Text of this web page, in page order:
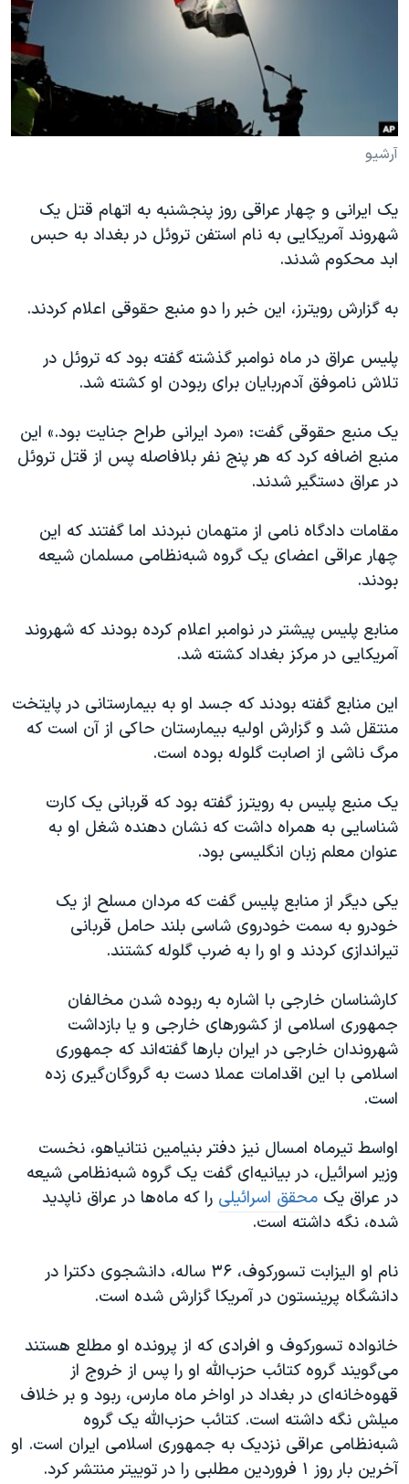
اسرائیل در جنگ
آرشیو پخش زنده
انتخابات ریاست جمهوری آمریکا ۲۰۲۴
حمله جمهوری اسلامی به اسرائیل
ورزش زنان در ایران
مجموعه مستندهای دادخواهی
تریبونال مردمی آبان ۹۸
چهل سال گروگان‌گیری
قانون شفافیت دارائی کادر رهبری ایران
اعتراضات مردمی آبان ۹۸
نرگس محمدی برنده جایزه نوبل صلح
همایش محافظه‌کاران آمریکا «سی‌پک»
سفر پرزیدنت ترامپ به چین
زبانهای مختلف
آرشیو
یک ایرانی و چهار عراقی روز پنجشنبه به اتهام قتل یک
شهروند آمریکایی به نام استفن تروئل در بغداد به حبس
ابد محکوم شدند.
به گزارش رویترز، این خبر را دو منبع حقوقی اعلام کردند.
پلیس عراق در ماه نوامبر گذشته گفته بود که تروئل در
تلاش ناموفق آدم‌ربایان برای ربودن او کشته شد.
یک منبع حقوقی گفت: «مرد ایرانی طراح جنایت بود.» این
منبع اضافه کرد که هر پنج نفر بلافاصله پس از قتل تروئل
در عراق دستگیر شدند.
مقامات دادگاه نامی از متهمان نبردند اما گفتند که این
چهار عراقی اعضای یک گروه شبه‌نظامی مسلمان شیعه
بودند.
منابع پلیس پیشتر در نوامبر اعلام کرده بودند که شهروند
آمریکایی در مرکز بغداد کشته شد.
این منابع گفته بودند که جسد او به بیمارستانی در پایتخت
منتقل شد و گزارش اولیه بیمارستان حاکی از آن است که
مرگ ناشی از اصابت گلوله بوده است.
یک منبع پلیس به رویترز گفته بود که قربانی یک کارت
شناسایی به همراه داشت که نشان دهنده شغل او به
عنوان معلم زبان انگلیسی بود.
یکی دیگر از منابع پلیس گفت که مردان مسلح از یک
خودرو به سمت خودروی شاسی بلند حامل قربانی
تیراندازی کردند و او را به ضرب گلوله کشتند.
کارشناسان خارجی با اشاره به ربوده‌ شدن مخالفان
جمهوری اسلامی از کشورهای خارجی و یا بازداشت
شهروندان خارجی در ایران بارها گفته‌اند که جمهوری
اسلامی با این اقدامات عملا دست به گروگان‌گیری زده
است.
اواسط تیرماه امسال نیز دفتر بنیامین نتانیاهو، نخست
وزیر اسرائيل، در بیانیه‌ای گفت یک گروه شبه‌نظامی شیعه
در عراق یک محقق اسرائیلی را که ماه‌ها در عراق ناپدید
شده، نگه داشته است.
نام او الیزابت تسورکوف، ۳۶ ساله، دانشجوی دکترا در
دانشگاه پرینستون در آمریکا گزارش شده است.
خانواده‌ تسورکوف و افرادی که از پرونده او مطلع هستند
می‌گویند گروه کتائب حزب‌الله او را پس از خروج از
قهوه‌خانه‌ای در بغداد در اواخر ماه مارس، ربود و بر خلاف
میلش نگه داشته است. کتائب حزب‌الله یک گروه
شبه‌نظامی عراقی نزدیک به جمهوری اسلامی ایران است. او
آخرین بار روز ۱ فروردین مطلبی را در توییتر منتشر کرد.